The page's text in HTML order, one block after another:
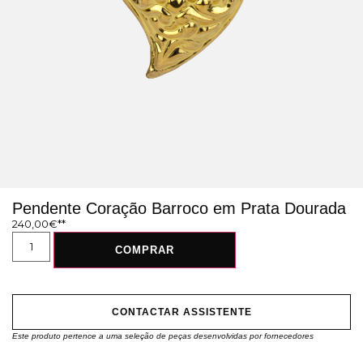
Pendente Coração Barroco em Prata Dourada
240,00€
COMPRAR
CONTACTAR ASSISTENTE
Este produto pertence a uma seleção de peças desenvolvidas por fornecedores